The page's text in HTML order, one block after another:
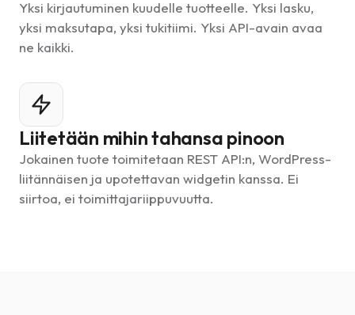
Yksi kirjautuminen kuudelle tuotteelle. Yksi lasku,
yksi maksutapa, yksi tukitiimi. Yksi API-avain avaa
ne kaikki.
Liitetään mihin tahansa pinoon
Jokainen tuote toimitetaan REST API:n, WordPress-
liitännäisen ja upotettavan widgetin kanssa. Ei
siirtoa, ei toimittajariippuvuutta.